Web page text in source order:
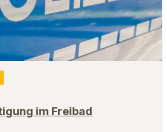
im Freibad